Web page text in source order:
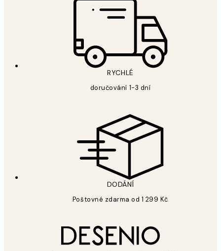
RYCHLÉ
doručování 1-3 dní
DODÁNÍ
Poštovné zdarma od 1 299 Kč